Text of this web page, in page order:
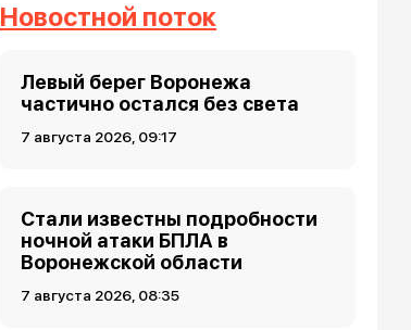
Новостной поток
Левый берег Воронежа
частично остался без света
7 августа 2026, 09:17
Стали известны подробности
ночной атаки БПЛА в
Воронежской области
7 августа 2026, 08:35